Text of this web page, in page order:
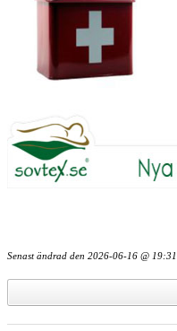
Senast ändrad den 2026-06-16 @ 19:31